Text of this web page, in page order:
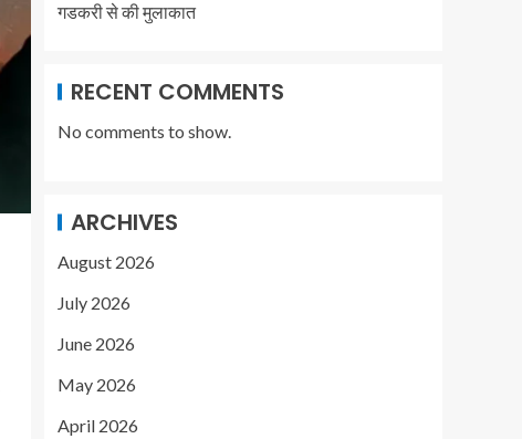
गडकरी से की मुलाकात
RECENT COMMENTS
No comments to show.
ARCHIVES
August 2026
July 2026
June 2026
May 2026
April 2026